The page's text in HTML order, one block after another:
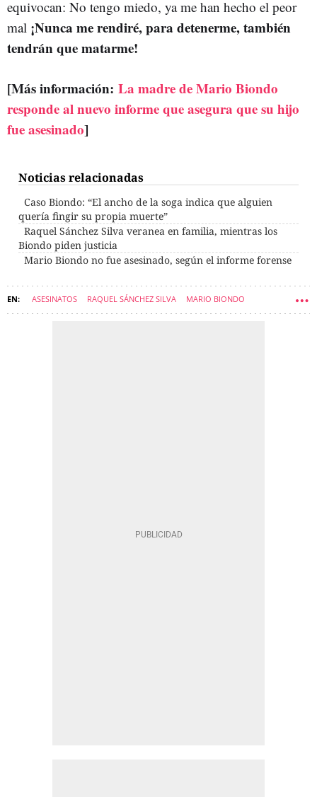
equivocan: No tengo miedo, ya me han hecho el peor
mal ¡Nunca me rendiré, para detenerme, también
tendrán que matarme!
[Más información: La madre de Mario Biondo
responde al nuevo informe que asegura que su hijo
fue asesinado]
Noticias relacionadas
Caso Biondo: “El ancho de la soga indica que alguien
quería fingir su propia muerte”
Raquel Sánchez Silva veranea en familia, mientras los
Biondo piden justicia
Mario Biondo no fue asesinado, según el informe forense
ASESINATOS RAQUEL SÁNCHEZ SILVA MARIO BIONDO